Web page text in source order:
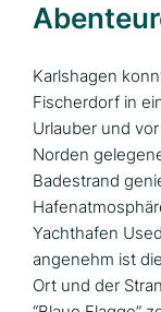
Karlshagen
Fischerdorf in
Urlauber und
Norden
Badestrand
Yachthafen
angenehm ist
Ort und der